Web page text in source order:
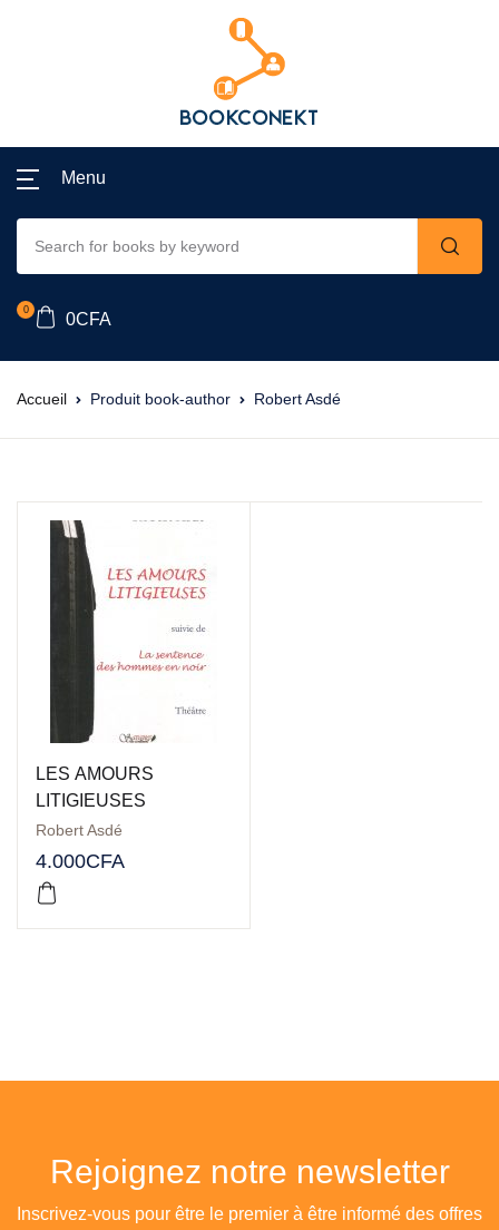
Menu
0
0CFA
Accueil Produit book-author Robert Asdé
LES AMOURS
LITIGIEUSES
Robert Asdé
4.000CFA
Rejoignez notre newsletter
Inscrivez-vous pour être le premier à être informé des offres